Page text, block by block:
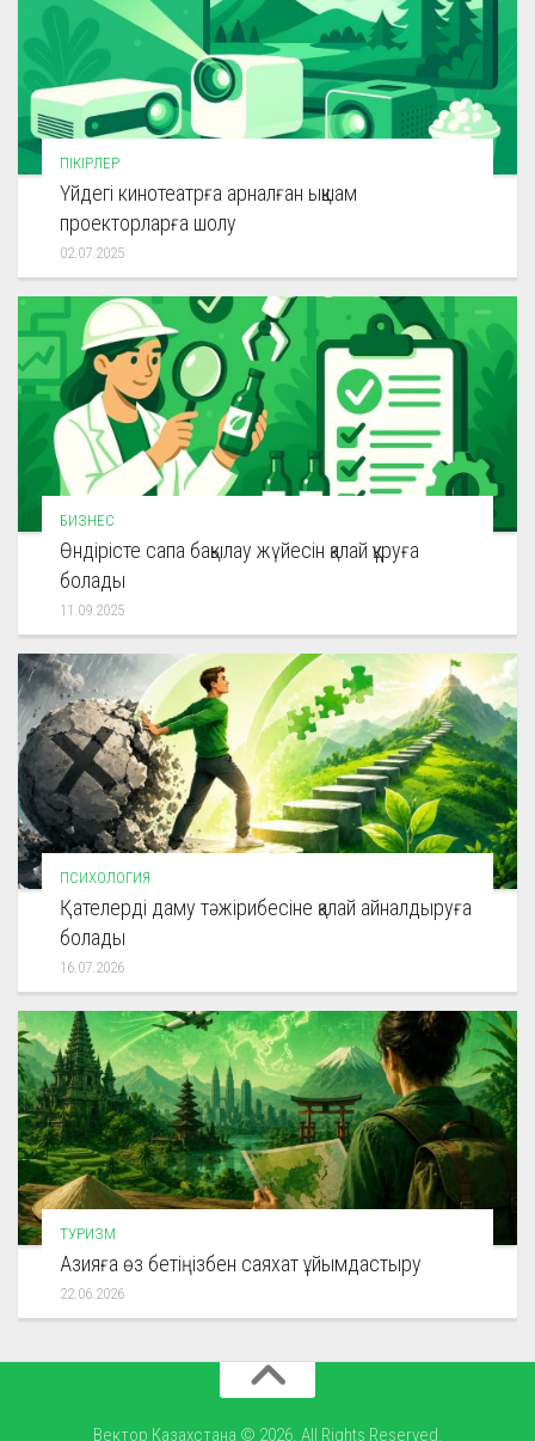
ПІКІРЛЕР
Үйдегі кинотеатрға арналған ықшам
проекторларға шолу
02.07.2025
БИЗНЕС
Өндірісте сапа бақылау жүйесін қалай құруға
болады
11.09.2025
ПСИХОЛОГИЯ
Қателерді даму тәжірибесіне қалай айналдыруға
болады
16.07.2026
ТУРИЗМ
Азияға өз бетіңізбен саяхат ұйымдастыру
22.06.2026
Вектор Казахстана © 2026. All Rights Reserved.